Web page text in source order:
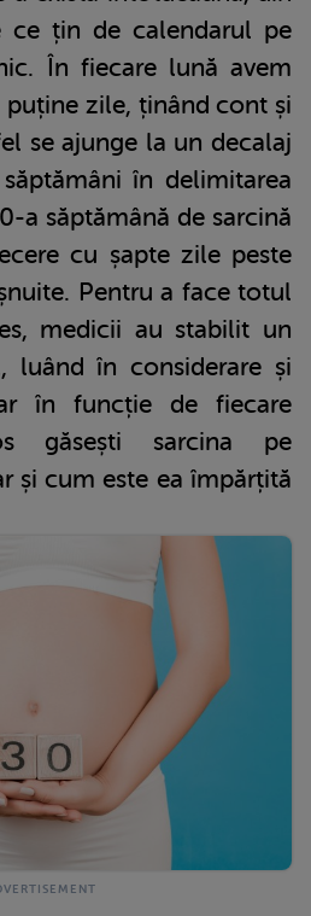
ce țin de calendarul pe
În fiecare lună avem
zile, ținând cont și
se ajunge la un decalaj
în delimitarea
a săptămână de sarcină
cu șapte zile peste
Pentru a face totul
medicii au stabilit un
luând în considerare și
în funcție de fiecare
găsești sarcina pe
și cum este ea împărțită